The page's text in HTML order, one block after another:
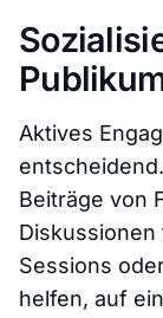
Aktives
Beiträge von
Sessions
helfen, auf